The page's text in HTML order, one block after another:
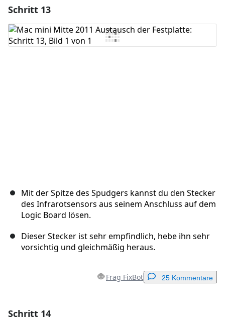
Kommentar hinzufügen
Schritt 13
Mit der Spitze des Spudgers kannst du den Stecker
des Infrarotsensors aus seinem Anschluss auf dem
Logic Board lösen.
Dieser Stecker ist sehr empfindlich, hebe ihn sehr
vorsichtig und gleichmäßig heraus.
Frag FixBot 25 Kommentare
Schritt 14